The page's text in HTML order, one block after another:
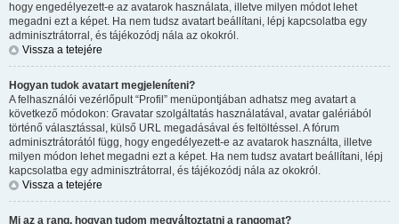
hogy engedélyezett-e az avatarok használata, illetve milyen módot lehet
megadni ezt a képet. Ha nem tudsz avatart beállítani, lépj kapcsolatba egy
adminisztrátorral, és tájékozódj nála az okokról.
Vissza a tetejére
Hogyan tudok avatart megjeleníteni?
A felhasználói vezérlőpult “Profil” menüpontjában adhatsz meg avatart a
következő módokon: Gravatar szolgáltatás használatával, avatar galériából
történő választással, külső URL megadásával és feltöltéssel. A fórum
adminisztrátorától függ, hogy engedélyezett-e az avatarok használta, illetve
milyen módon lehet megadni ezt a képet. Ha nem tudsz avatart beállítani, lépj
kapcsolatba egy adminisztrátorral, és tájékozódj nála az okokról.
Vissza a tetejére
Mi az a rang, hogyan tudom megváltoztatni a rangomat?